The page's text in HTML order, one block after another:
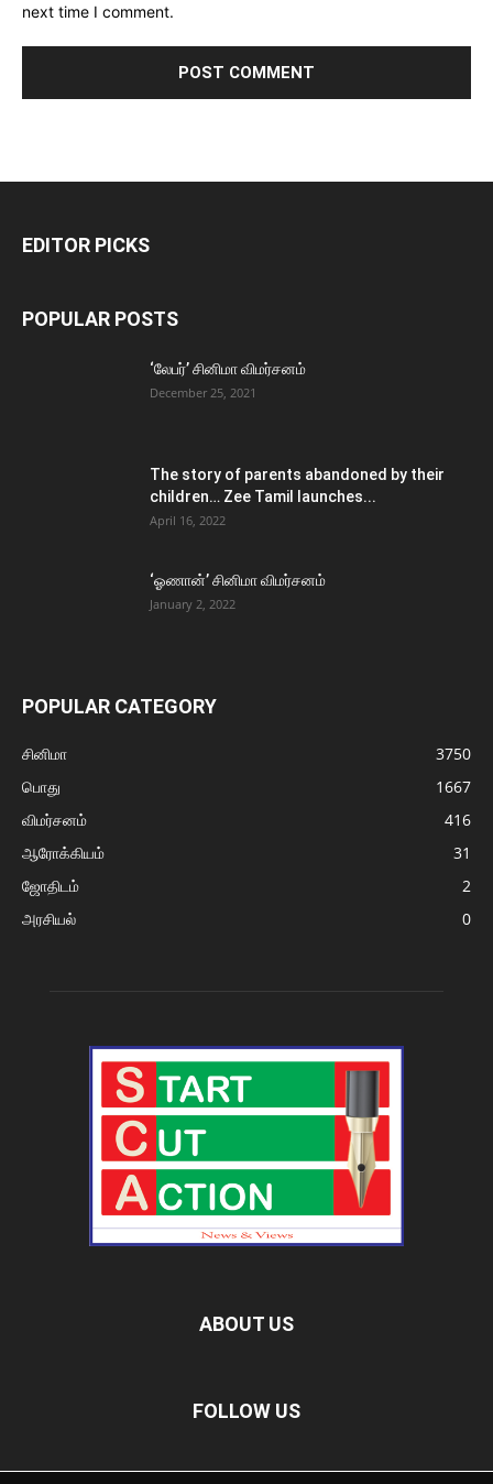
next time I comment.
EDITOR PICKS
POPULAR POSTS
‘லேபர்’ சினிமா விமர்சனம்
December 25, 2021
The story of parents abandoned by their
children… Zee Tamil launches...
April 16, 2022
‘ஓணான்’ சினிமா விமர்சனம்
January 2, 2022
POPULAR CATEGORY
சினிமா
3750
பொது
1667
விமர்சனம்
416
ஆரோக்கியம்
31
ஜோதிடம்
2
அரசியல்
0
ABOUT US
FOLLOW US